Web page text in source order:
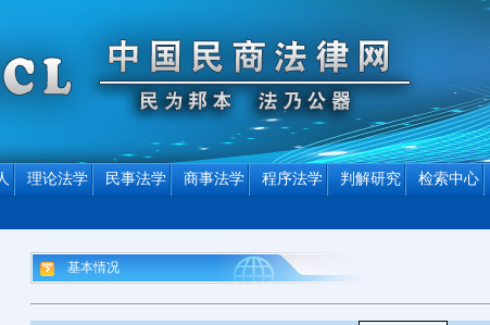
理论法学 民事法学 商事法学 程序法学 判解研究 检索中心
基本情况